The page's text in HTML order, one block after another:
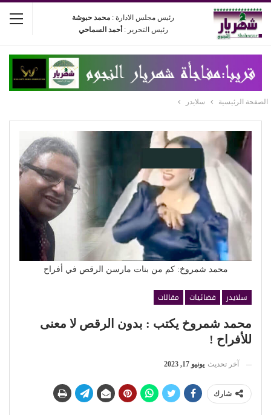
رئيس مجلس الادارة : محمد حبوشة
رئيس التحرير : أحمد السماحي
الصفحة الرئيسية سلايدر
محمد شمروخ: كم من بنات مارسن الرقص في أفراح
سلايدر فضائيات
مقالات
محمد شمروخ يكتب : بدون الرقص لا معنى
للأفراح !
آخر تحديث يونيو 17, 2023
شارك